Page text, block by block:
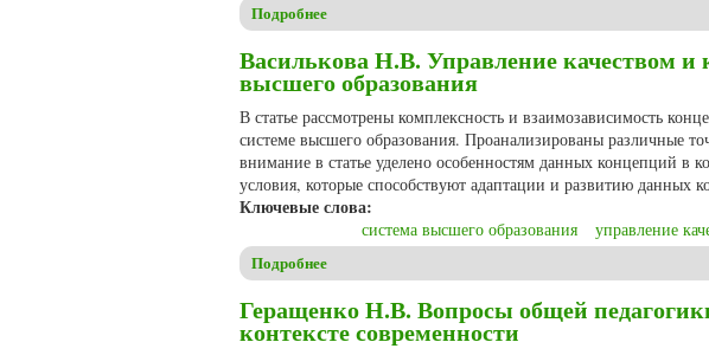
Подробнее
Василькова Н.В. Управление качеством и
высшего образования
В статье рассмотрены комплексность и взаимозависимость
системе высшего образования. Проанализированы различные
внимание в статье уделено особенностям данных концепций в
условия, которые способствуют адаптации и развитию данных
Ключевые слова:
система высшего образования управление
Подробнее
Геращенко Н.В. Вопросы общей
контексте современности